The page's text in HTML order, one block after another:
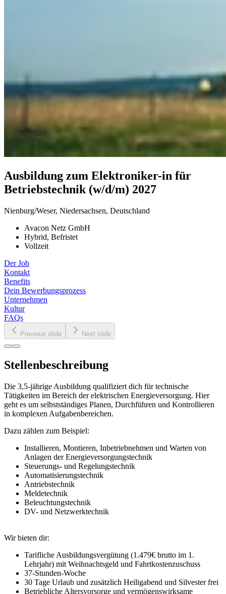
Ausbildung zum Elektroniker-in für
Betriebstechnik (w/​d/​m) 2027
Nienburg/Weser, Niedersachsen, Deutschland
Avacon Netz GmbH
Hybrid, Befristet
Vollzeit
Der Job
Kontakt
Benefits
Dein Bewerbungsprozess
Unternehmen
Kultur
FAQs
Previous slide Next slide
Stellenbeschreibung
Die 3,5-jährige Ausbildung qualifiziert dich für technische
Tätigkeiten im Bereich der elektrischen Energieversorgung. Hier
geht es um selbstständiges Planen, Durchführen und Kontrollieren
in komplexen Aufgabenbereichen.
Dazu zählen zum Beispiel:
Installieren, Montieren, Inbetriebnehmen und Warten von
Anlagen der Energieversorgungstechnik
Steuerungs- und Regelungstechnik
Automatisierungstechnik
Antriebstechnik
Meldetechnik
Beleuchtungstechnik
DV- und Netzwerktechnik
Wir bieten dir:
Tarifliche Ausbildungsvergütung (1.479€ brutto im 1.
Lehrjahr) mit Weihnachtsgeld und Fahrtkostenzuschuss
37-Stunden-Woche
30 Tage Urlaub und zusätzlich Heiligabend und Silvester frei
Betriebliche Altersvorsorge und vermögenswirksame